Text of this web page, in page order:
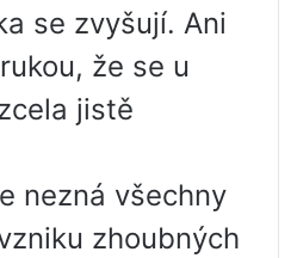
se zvyšují. Ani
že se u
jistě
nezná všechny
zhoubných